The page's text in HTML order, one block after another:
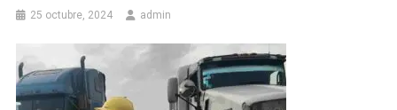
25 octubre, 2024 admin